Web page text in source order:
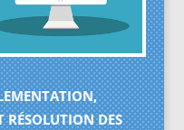
RÉSOLUTION DES